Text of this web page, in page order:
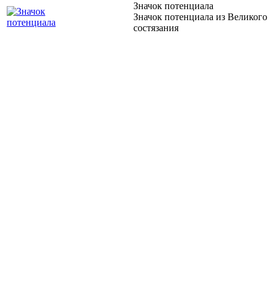
Значок потенциала
Значок потенциала из Великого
состязания